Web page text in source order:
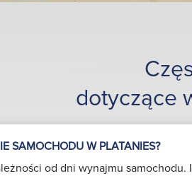
dotyczące
SAMOCHODU W PLATANIES?
od dni wynajmu samochodu.